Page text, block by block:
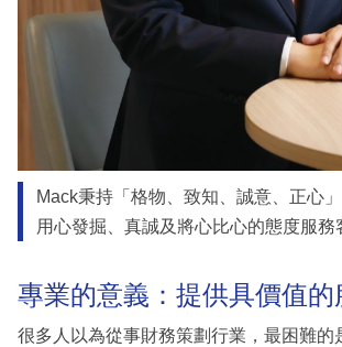
Mack秉持「格物、致知、誠意、正心
用心發掘、真誠及將心比心的態度服務
專業的意義：提供具價值的
很多人以為從事財務策劃行業，最困難的